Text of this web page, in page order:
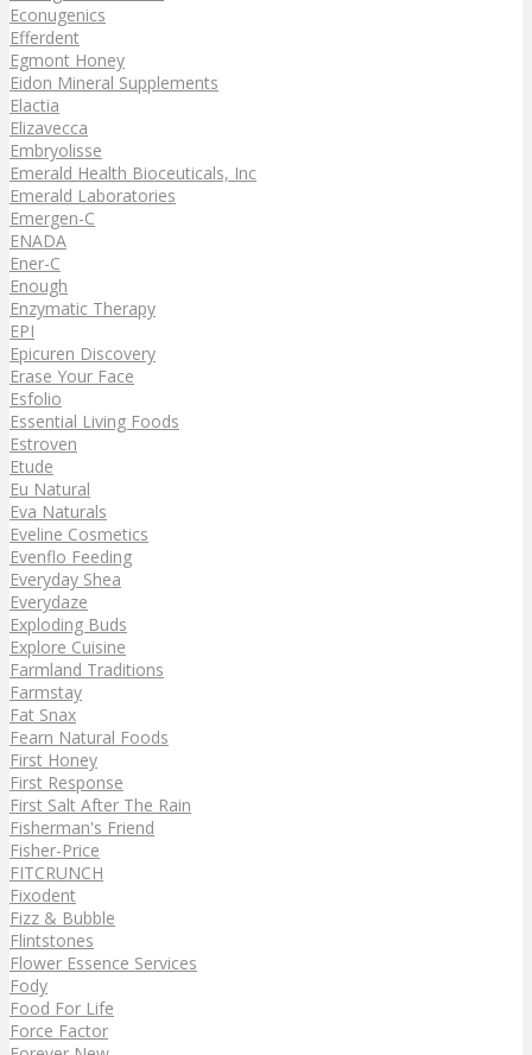
Econugenics
Efferdent
Egmont Honey
Eidon Mineral Supplements
Elactia
Elizavecca
Embryolisse
Emerald Health Bioceuticals, Inc
Emerald Laboratories
Emergen-C
ENADA
Ener-C
Enough
Enzymatic Therapy
EPI
Epicuren Discovery
Erase Your Face
Esfolio
Essential Living Foods
Estroven
Etude
Eu Natural
Eva Naturals
Eveline Cosmetics
Evenflo Feeding
Everyday Shea
Everydaze
Exploding Buds
Explore Cuisine
Farmland Traditions
Farmstay
Fat Snax
Fearn Natural Foods
First Honey
First Response
First Salt After The Rain
Fisherman's Friend
Fisher-Price
FITCRUNCH
Fixodent
Fizz & Bubble
Flintstones
Flower Essence Services
Fody
Food For Life
Force Factor